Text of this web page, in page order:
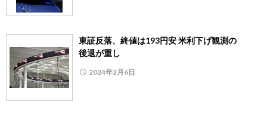
東証反落、終値は193円安 米利下げ観測の
後退が重し
2024年2月6日